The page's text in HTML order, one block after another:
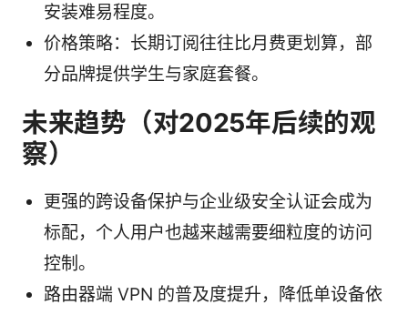
安装难易程度。
价格策略：长期订阅往往比月费更划算，部
分品牌提供学生与家庭套餐。
未来趋势（对2025年后续的观
察）
更强的跨设备保护与企业级安全认证会成为
标配，个人用户也越来越需要细粒度的访问
控制。
路由器端 VPN 的普及度提升，降低单设备依